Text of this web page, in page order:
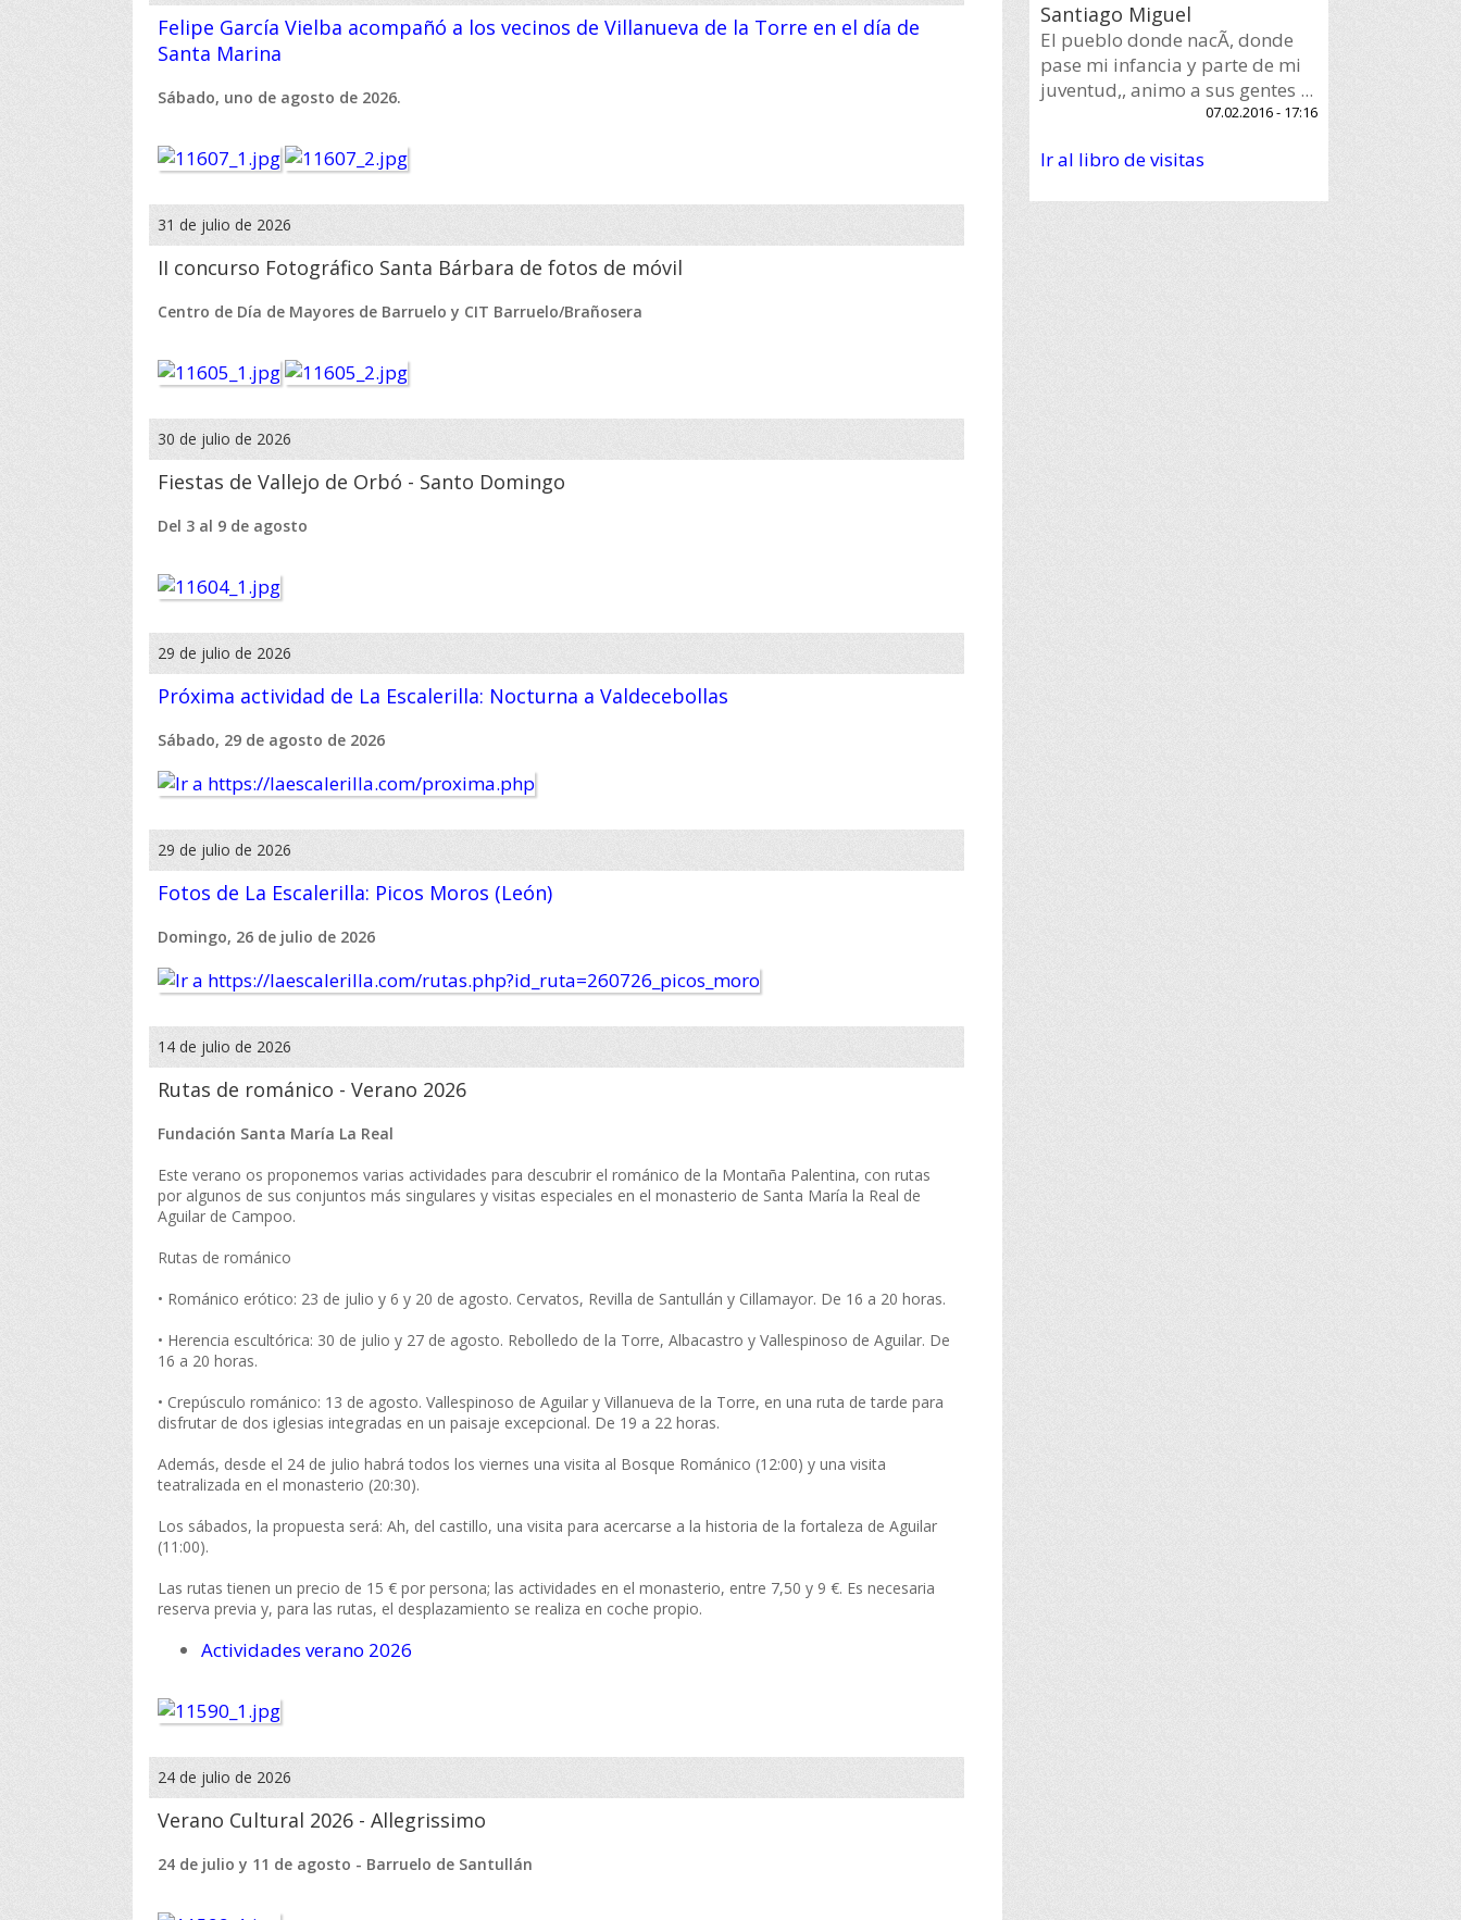
Felipe García Vielba acompañó a los vecinos de Villanueva de la Torre en el día de
Santa Marina
Sábado, uno de agosto de 2026.
31 de julio de 2026
II concurso Fotográfico Santa Bárbara de fotos de móvil
Centro de Día de Mayores de Barruelo y CIT Barruelo/Brañosera
30 de julio de 2026
Fiestas de Vallejo de Orbó - Santo Domingo
Del 3 al 9 de agosto
29 de julio de 2026
Próxima actividad de La Escalerilla: Nocturna a Valdecebollas
Sábado, 29 de agosto de 2026
29 de julio de 2026
Fotos de La Escalerilla: Picos Moros (León)
Domingo, 26 de julio de 2026
14 de julio de 2026
Rutas de románico - Verano 2026
Fundación Santa María La Real
Este verano os proponemos varias actividades para descubrir el románico de la Montaña Palentina, con rutas
por algunos de sus conjuntos más singulares y visitas especiales en el monasterio de Santa María la Real de
Aguilar de Campoo.
Rutas de románico
• Románico erótico: 23 de julio y 6 y 20 de agosto. Cervatos, Revilla de Santullán y Cillamayor. De 16 a 20 horas.
• Herencia escultórica: 30 de julio y 27 de agosto. Rebolledo de la Torre, Albacastro y Vallespinoso de Aguilar. De
16 a 20 horas.
• Crepúsculo románico: 13 de agosto. Vallespinoso de Aguilar y Villanueva de la Torre, en una ruta de tarde para
disfrutar de dos iglesias integradas en un paisaje excepcional. De 19 a 22 horas.
Además, desde el 24 de julio habrá todos los viernes una visita al Bosque Románico (12:00) y una visita
teatralizada en el monasterio (20:30).
Los sábados, la propuesta será: Ah, del castillo, una visita para acercarse a la historia de la fortaleza de Aguilar
(11:00).
Las rutas tienen un precio de 15 € por persona; las actividades en el monasterio, entre 7,50 y 9 €. Es necesaria
reserva previa y, para las rutas, el desplazamiento se realiza en coche propio.
Actividades verano 2026
24 de julio de 2026
Verano Cultural 2026 - Allegrissimo
24 de julio y 11 de agosto - Barruelo de Santullán
Santiago Miguel
El pueblo donde nacÃ­, donde
pase mi infancia y parte de mi
juventud,, animo a sus gentes ...
07.02.2016 - 17:16
Ir al libro de visitas